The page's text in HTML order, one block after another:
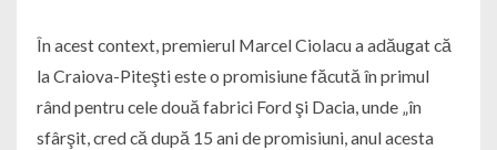
În acest context, premierul Marcel Ciolacu a adăugat că
la Craiova-Piteşti este o promisiune făcută în primul
rând pentru cele două fabrici Ford şi Dacia, unde „în
sfârşit, cred că după 15 ani de promisiuni, anul acesta